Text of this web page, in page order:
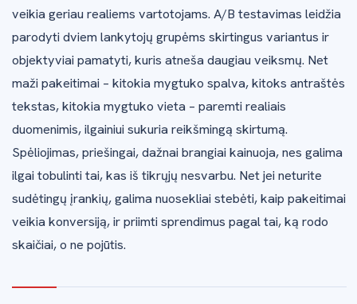
veikia geriau realiems vartotojams. A/B testavimas leidžia
parodyti dviem lankytojų grupėms skirtingus variantus ir
objektyviai pamatyti, kuris atneša daugiau veiksmų. Net
maži pakeitimai – kitokia mygtuko spalva, kitoks antraštės
tekstas, kitokia mygtuko vieta – paremti realiais
duomenimis, ilgainiui sukuria reikšmingą skirtumą.
Spėliojimas, priešingai, dažnai brangiai kainuoja, nes galima
ilgai tobulinti tai, kas iš tikrųjų nesvarbu. Net jei neturite
sudėtingų įrankių, galima nuosekliai stebėti, kaip pakeitimai
veikia konversiją, ir priimti sprendimus pagal tai, ką rodo
skaičiai, o ne pojūtis.